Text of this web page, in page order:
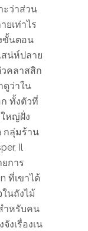
ะว่าส่วน
ยเท่าไร
ขั้นตอน
สน่ห์ปลาย
คลาสสิก
ดูว่าใน
ทั้งตัวที่
หญ่ฝั่ง
กลุ่มร้าน
Il
การ
ที่เขาได้
นถังไม้
ำหรับคน
งเรื่องเน